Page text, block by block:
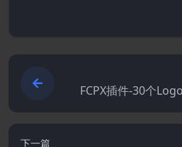
FCPX插件-30个
下一篇